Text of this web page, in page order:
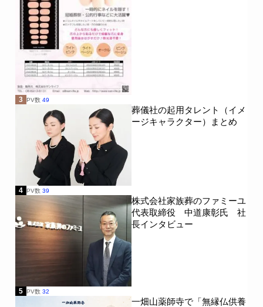
3 PV数 49
葬儀社の起用タレント（イメ
ージキャラクター）まとめ
4 PV数 39
株式会社家族葬のファミーユ
代表取締役 中道康彰氏 社
長インタビュー
5 PV数 32
一畑山薬師寺で「無縁仏供養